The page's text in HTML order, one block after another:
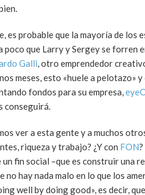
es probable que la mayoría de los
poco que Larry y Sergey se forren
Galli, otro emprendedor
meses, esto «huele a pelotazo»
fondos para su empresa,
conseguirá.
ver a esta gente y a muchos
riqueza y trabajo? ¿Y con FON
un fin social –que es construir una
no hay nada malo en lo que los
well by doing good», es decir,